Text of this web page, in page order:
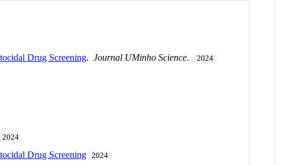
Drug Screening.Journal UMinho Science. 2024
2024
Drug Screening 2024